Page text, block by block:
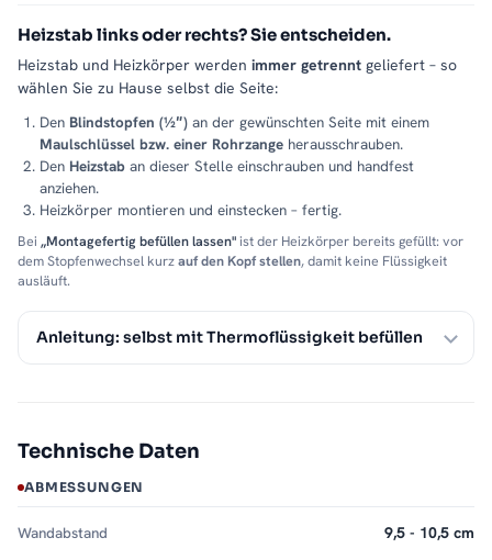
Heizstab links oder rechts? Sie entscheiden.
Heizstab und Heizkörper werden immer getrennt geliefert – so
wählen Sie zu Hause selbst die Seite:
Den Blindstopfen (½″) an der gewünschten Seite mit einem
Maulschlüssel bzw. einer Rohrzange herausschrauben.
Den Heizstab an dieser Stelle einschrauben und handfest
anziehen.
Heizkörper montieren und einstecken – fertig.
Bei „Montagefertig befüllen lassen"ist der Heizkörper bereits gefüllt: vor
dem Stopfenwechsel kurzauf den Kopf stellen, damit keine Flüssigkeit
ausläuft.
Anleitung: selbst mit Thermoflüssigkeit befüllen
Technische Daten
ABMESSUNGEN
Wandabstand 9,5 - 10,5 cm